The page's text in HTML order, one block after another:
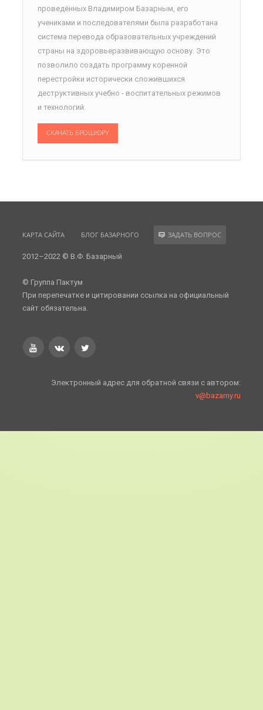
проведённых Владимиром Базарным, его
учениками и последователями была разработана
система перевода образовательных учреждений
страны на здоровьеразвивающую основу. Это
позволило создать программу коренной
перестройки исторически сложившихся
деструктивных учебно - воспитательных режимов
и технологий.
СКАЧАТЬ БРОШЮРУ
КАРТА САЙТА БЛОГ БАЗАРНОГО ЗАДАТЬ ВОПРОС
2012–2022 © В.Ф. Базарный
© Группа Пактум
При перепечатке и цитировании ссылка на официальный
сайт обязательна.
Электронный адрес для обратной связи с автором:
v@bazarny.ru